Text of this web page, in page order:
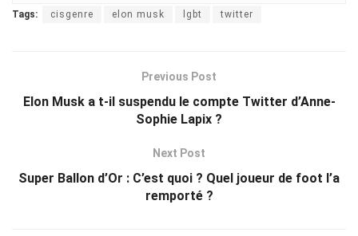
Tags: cisgenre elon musk lgbt twitter
Previous Post
Elon Musk a t-il suspendu le compte Twitter d’Anne-
Sophie Lapix ?
Next Post
Super Ballon d’Or : C’est quoi ? Quel joueur de foot l’a
remporté ?